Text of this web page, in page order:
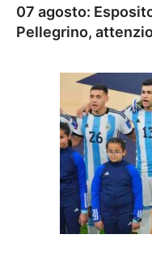
07 agosto:
Pellegrino,